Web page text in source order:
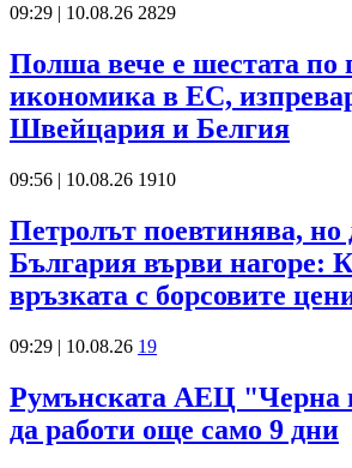
09:29 | 10.08.26 2829
Полша вече е шестата по
икономика в ЕС,
Швейцария и Белгия
09:56 | 10.08.26 1910
Петролът поевтинява, но
България върви нагоре:
връзката с борсовите
09:29 | 10.08.26 19
Румънската АЕЦ "Черна
да работи още само 9 дни